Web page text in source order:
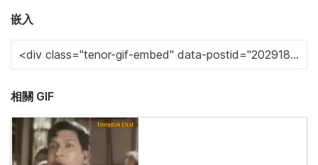
嵌入
相關 GIF